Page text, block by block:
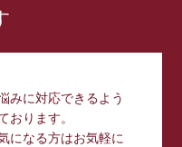
みに対応できるよう
おります。
になる方はお気軽に